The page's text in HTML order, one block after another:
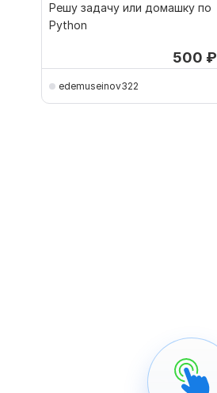
Решу задачу или домашку по
Python
500 ₽
edemuseinov322